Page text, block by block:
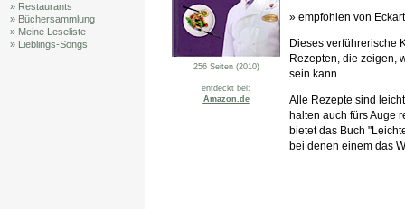
» Restaurants
» Büchersammlung
» Meine Leseliste
» Lieblings-Songs
256 Seiten (2010)
entdeckt bei:
Amazon.de
» empfohlen von
Dieses verführerische
Rezepten, die zeigen,
sein kann.
Alle Rezepte sind
halten auch fürs Auge
bietet das Buch
bei denen einem das